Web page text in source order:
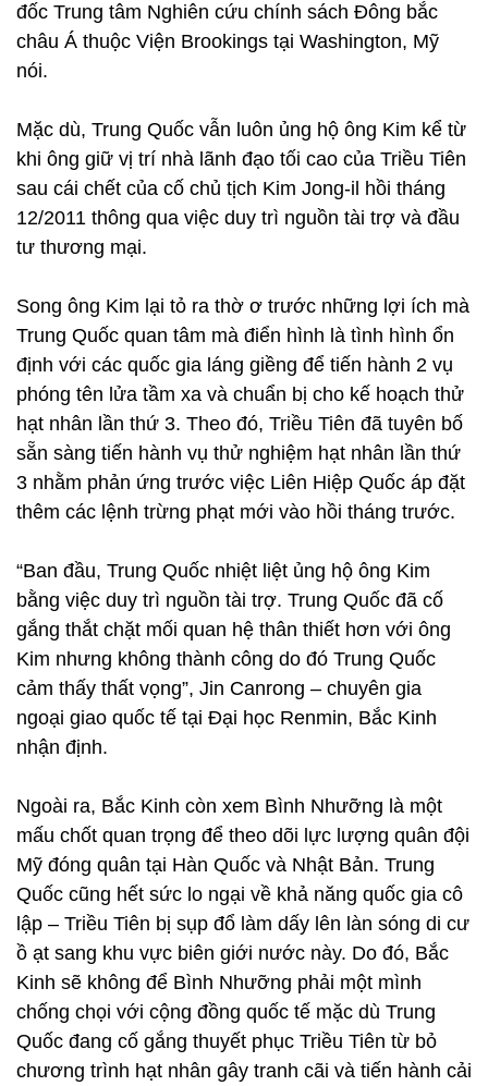
đốc Trung tâm Nghiên cứu chính sách Đông bắc
châu Á thuộc Viện Brookings tại Washington, Mỹ
nói.
Mặc dù, Trung Quốc vẫn luôn ủng hộ ông Kim kể từ
khi ông giữ vị trí nhà lãnh đạo tối cao của Triều Tiên
sau cái chết của cố chủ tịch Kim Jong-il hồi tháng
12/2011 thông qua việc duy trì nguồn tài trợ và đầu
tư thương mại.
Song ông Kim lại tỏ ra thờ ơ trước những lợi ích mà
Trung Quốc quan tâm mà điển hình là tình hình ổn
định với các quốc gia láng giềng để tiến hành 2 vụ
phóng tên lửa tầm xa và chuẩn bị cho kế hoạch thử
hạt nhân lần thứ 3. Theo đó, Triều Tiên đã tuyên bố
sẵn sàng tiến hành vụ thử nghiệm hạt nhân lần thứ
3 nhằm phản ứng trước việc Liên Hiệp Quốc áp đặt
thêm các lệnh trừng phạt mới vào hồi tháng trước.
“Ban đầu, Trung Quốc nhiệt liệt ủng hộ ông Kim
bằng việc duy trì nguồn tài trợ. Trung Quốc đã cố
gắng thắt chặt mối quan hệ thân thiết hơn với ông
Kim nhưng không thành công do đó Trung Quốc
cảm thấy thất vọng”, Jin Canrong – chuyên gia
ngoại giao quốc tế tại Đại học Renmin, Bắc Kinh
nhận định.
Ngoài ra, Bắc Kinh còn xem Bình Nhưỡng là một
mấu chốt quan trọng để theo dõi lực lượng quân đội
Mỹ đóng quân tại Hàn Quốc và Nhật Bản. Trung
Quốc cũng hết sức lo ngại về khả năng quốc gia cô
lập – Triều Tiên bị sụp đổ làm dấy lên làn sóng di cư
ồ ạt sang khu vực biên giới nước này. Do đó, Bắc
Kinh sẽ không để Bình Nhưỡng phải một mình
chống chọi với cộng đồng quốc tế mặc dù Trung
Quốc đang cố gắng thuyết phục Triều Tiên từ bỏ
chương trình hạt nhân gây tranh cãi và tiến hành cải